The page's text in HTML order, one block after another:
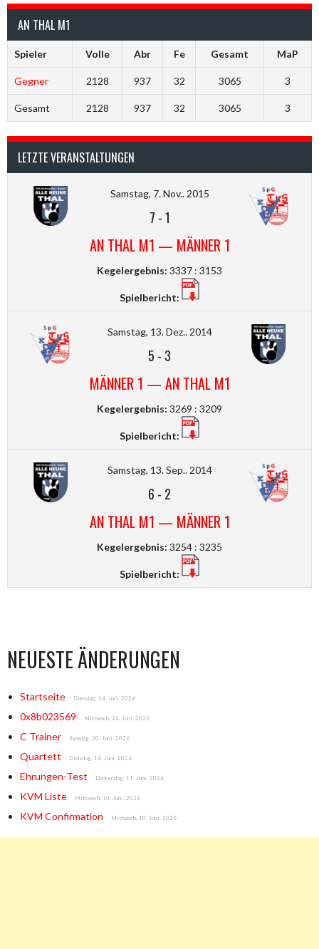
AN THAL M1
Spieler Volle Abr Fe Gesamt MaP
Gegner 2128 937 32 3065 3
Gesamt 2128 937 32 3065 3
LETZTE VERANSTALTUNGEN
Samstag, 7. Nov.. 2015
7 -1
AN THAL M1 — MÄNNER 1
Kegelergebnis: 3337 : 3153
Spielbericht:
Samstag, 13. Dez.. 2014
5 - 3
MÄNNER 1 — AN THAL M1
Kegelergebnis: 3269 : 3209
Spielbericht:
Samstag, 13. Sep.. 2014
6 - 2
AN THAL M1 — MÄNNER 1
Kegelergebnis: 3254 : 3235
Spielbericht:
NEUESTE ÄNDERUNGEN
Startseite Dienstag, 14. Juli. 2026
0x8b023569 Mittwoch, 24. Juni. 2026
C Trainer Samstag, 20. Juni. 2026
Quartett Dienstag, 16. Juni. 2026
Ehrungen-Test Donnerstag, 11. Juni. 2026
KVM Liste Mittwoch, 10. Juni. 2026
KVM Confirmation Mittwoch, 10. Juni. 2026